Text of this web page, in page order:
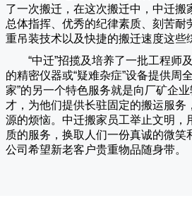
了一次搬迁，在这次搬迁中， 中迁搬
总体指挥、优秀的纪律素质、刻苦耐
重吊装技术以及快捷的搬迁速度这些
“中迁”招揽及培养了一批工程师
的精密仪器或“疑难杂症”设备提供周
家”的另一个特色服务就是向厂矿企
才，为他们提供长驻固定的搬运服务
源的烦恼。 中迁搬家员工举止文明，
质的服务，换取人们一份真诚的微笑
公司希望新老客户贵重物品随身带。